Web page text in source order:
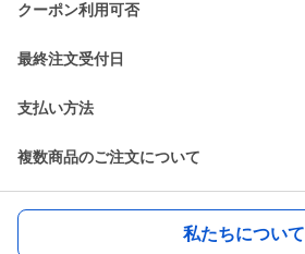
クーポン利用可否
最終注文受付日
支払い方法
複数商品のご注文について
私たちについて